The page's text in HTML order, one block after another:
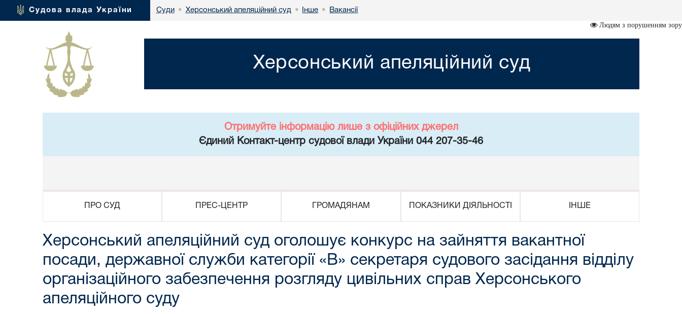
Судова влада України Суди • Херсонський апеляційний суд • Інше • Вакансії
Людям з порушенням зору
Херсонський апеляційний суд
Отримуйте інформацію лише з офіційних джерел
Єдиний Контакт-центр судової влади України 044 207-35-46
ПРО СУД ПРЕС-ЦЕНТР ГРОМАДЯНАМ ПОКАЗНИКИ ДІЯЛЬНОСТІ ІНШЕ
Херсонський апеляційний суд оголошує конкурс на зайняття вакантної
посади, державної служби категорії «В» секретаря судового засідання відділу
організаційного забезпечення розгляду цивільних справ Херсонського
апеляційного суду